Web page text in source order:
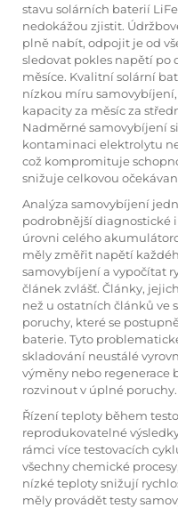
stavu solárních baterií
nedokážou zjistit.
plně nabít, odpojit je od
sledovat pokles napětí
měsíce. Kvalitní solární
nízkou míru
kapacity za měsíc za
Nadměrné samovybíjení
kontaminaci elektrolytu
což kompromituje
snižuje celkovou
Analýza samovybíjení
podrobnější diagnostické
úrovni celého
měly změřit napětí
samovybíjení a vypočítat
článek zvlášť. Články,
než u ostatních článků ve
poruchy, které se
baterie. Tyto
skladování neustálé
výměny nebo regenerace
rozvinout v úplné poruchy.
Řízení teploty během
reprodukovatelné
rámci více testovacích
všechny chemické
nízké teploty snižují
měly provádět testy